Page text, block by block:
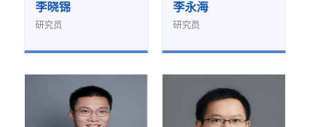
李晓锦
研究员
李永海
研究员